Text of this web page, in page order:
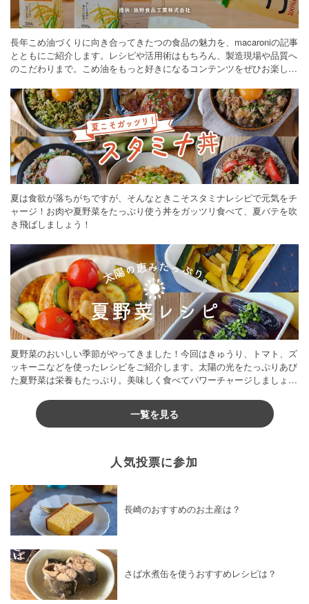
長年こめ油づくりに向き合ってきたつの食品の魅力を、macaroniの記事
とともにご紹介します。レシピや活用術はもちろん、製造現場や品質へ
のこだわりまで。こめ油をもっと好きになるコンテンツをぜひお楽しみ
夏は食欲が落ちがちですが、そんなときこそスタミナレシピで元気をチ
ャージ！お肉や夏野菜をたっぷり使う丼をガッツリ食べて、夏バテを吹
き飛ばしましょう！
夏野菜のおいしい季節がやってきました！今回はきゅうり、トマト、ズ
ッキーニなどを使ったレシピをご紹介します。太陽の光をたっぷりあび
た夏野菜は栄養もたっぷり。美味しく食べてパワーチャージしましょう
一覧を見る
人気投票に参加
長崎のおすすめのお土産は？
さば水煮缶を使うおすすめレシピは？